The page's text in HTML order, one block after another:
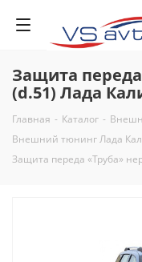
Защита
(d.51) Лада
Главная - Каталог -
Внешний тюнинг Лада
Защита переда «Труба»